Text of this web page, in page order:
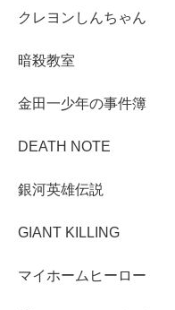
クレヨンしんちゃん
暗殺教室
金田一少年の事件簿
DEATH NOTE
銀河英雄伝説
GIANT KILLING
マイホームヒーロー